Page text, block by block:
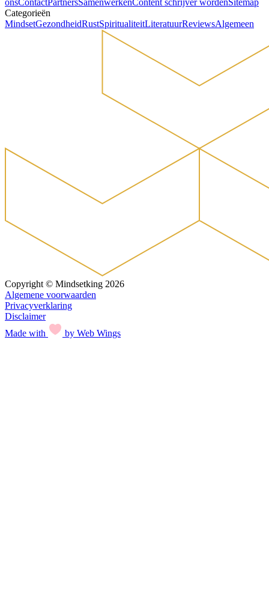
Categorieën
MindsetGezondheidRustSpiritualiteitLiteratuurReviewsAlgemeen
Copyright © Mindsetking 2026
Algemene voorwaarden
Privacyverklaring
Disclaimer
Made with
by Web Wings